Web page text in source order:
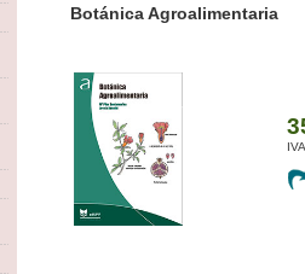
Botánica Agroalimentaria
IVA